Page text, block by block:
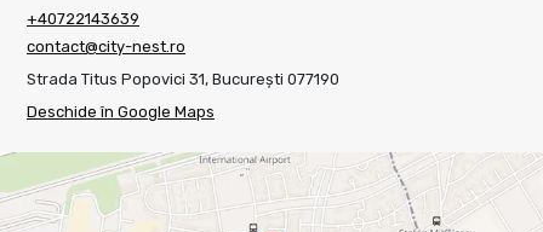
+40722143639
contact@city-nest.ro
Strada Titus Popovici 31, București 077190
Deschide în Google Maps